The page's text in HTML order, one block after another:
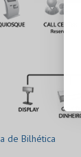
de Bilhética